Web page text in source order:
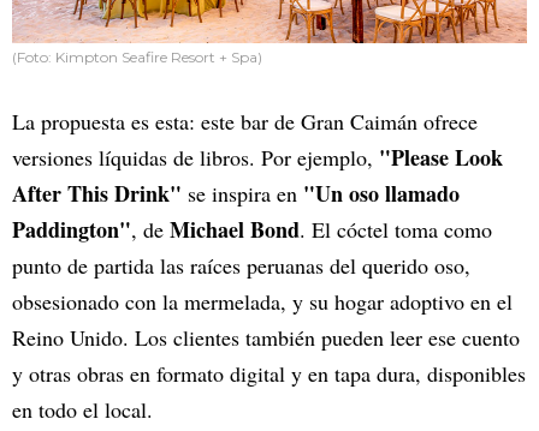
(Foto: Kimpton Seafire Resort + Spa)
La propuesta es esta: este bar de Gran Caimán ofrece
versiones líquidas de libros. Por ejemplo, "Please Look
After This Drink" se inspira en "Un oso llamado
Paddington", de Michael Bond. El cóctel toma como
punto de partida las raíces peruanas del querido oso,
obsesionado con la mermelada, y su hogar adoptivo en el
Reino Unido. Los clientes también pueden leer ese cuento
y otras obras en formato digital y en tapa dura, disponibles
en todo el local.